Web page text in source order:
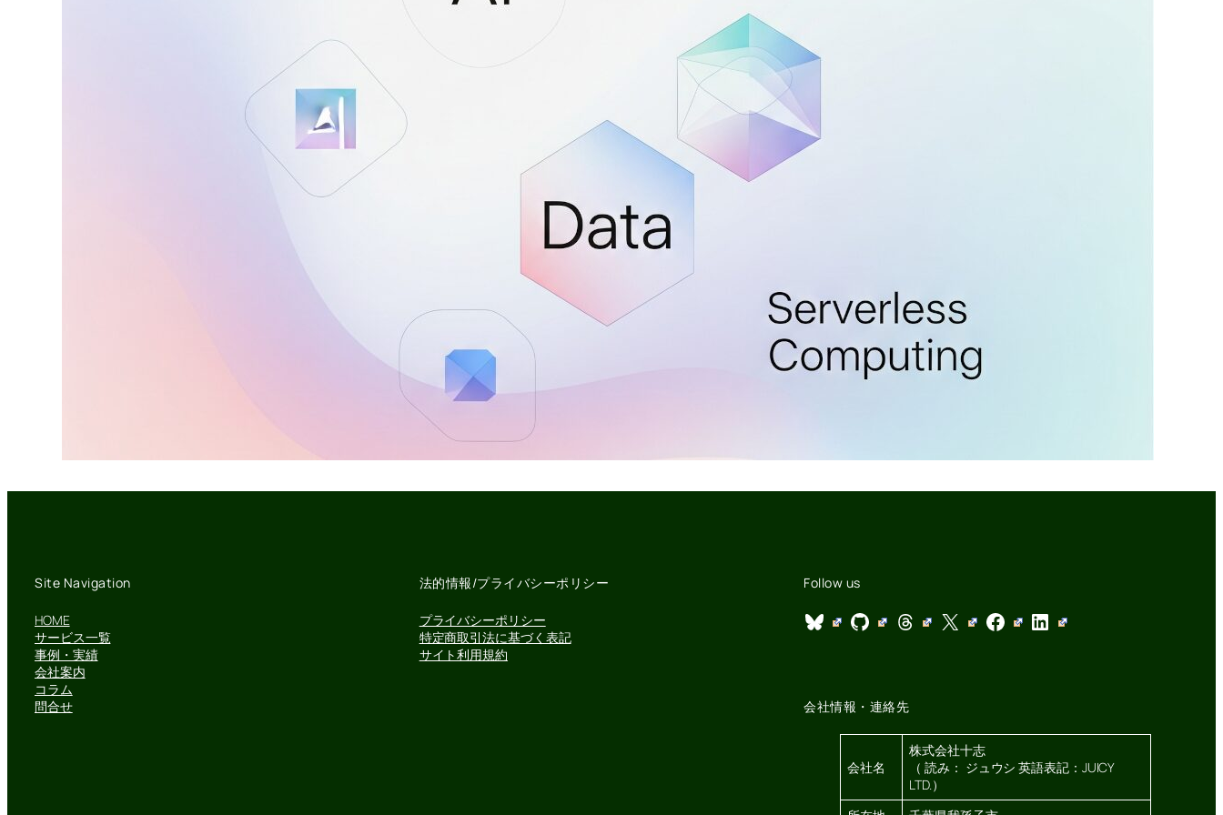
Read more …
Site Navigation
HOME
サービス一覧
事例・実績
会社案内
コラム
問合せ
法的情報/プライバシーポリシー
プライバシーポリシー
特定商取引法に基づく表記
サイト利用規約
Follow us
Bluesky GitHub Threads X Facebook LinkedIn
会社情報・連絡先
会社名
株式会社十志
（ 読み： ジュウシ 英語表記：JUICY
LTD.）